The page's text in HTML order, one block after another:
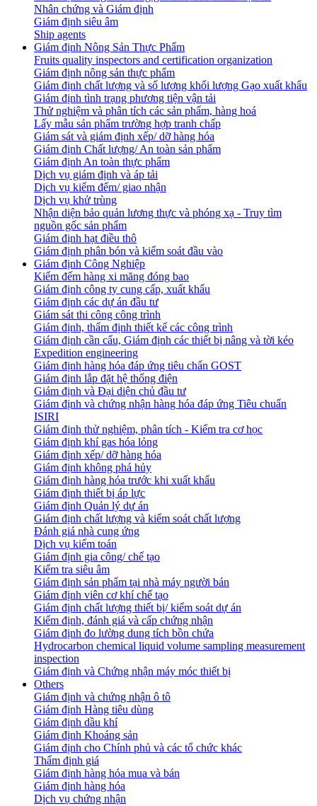
Nhân chứng và Giám định
Giám định siêu âm
Ship agents
Giám định Nông Sản Thực Phẩm
Fruits quality inspectors and certification organization
Giám định nông sản thực phẩm
Giám định chất lượng và số lượng khối lượng Gạo xuất khẩu
Giám định tình trạng phương tiện vận tải
Thử nghiệm và phân tích các sản phẩm, hàng hoá
Lấy mẫu sản phẩm trường hợp tranh chấp
Giám sát và giám định xếp/ dỡ hàng hóa
Giám định Chất lượng/ An toàn sản phẩm
Giám định An toàn thực phẩm
Dịch vụ giám định và áp tải
Dịch vụ kiểm đếm/ giao nhận
Dịch vụ khử trùng
Nhận diện bảo quản lương thực và phóng xạ - Truy tìm
nguồn gốc sản phẩm
Giám định hạt điều thô
Giám định phân bón và kiểm soát đầu vào
Giám định Công Nghiệp
Kiểm đếm hàng xi măng đóng bao
Giám định công ty cung cấp, xuất khẩu
Giám định các dự án đầu tư
Giám sát thi công công trình
Giám định, thẩm định thiết kế các công trình
Giám định cần cẩu, Giám định các thiết bị nâng và tời kéo
Expedition engineering
Giám định hàng hóa đáp ứng tiêu chẩn GOST
Giám định lắp đặt hệ thống điện
Giám định và Đại diện chủ đầu tư
Giám định và chứng nhận hàng hóa đáp ứng Tiêu chuẩn
ISIRI
Giám định thử nghiệm, phân tích - Kiểm tra cơ học
Giám định khí gas hóa lỏng
Giám định xếp/ dỡ hàng hóa
Giám định không phá hủy
Giám định hàng hóa trước khi xuất khẩu
Giám định thiết bị áp lực
Giám định Quản lý dự án
Giám định chất lượng và kiểm soát chất lượng
Đánh giá nhà cung ứng
Dịch vụ kiểm toán
Giám định gia công/ chế tạo
Kiểm tra siêu âm
Giám định sản phẩm tại nhà máy người bán
Giám định viên cơ khí chế tạo
Giám định chất lượng thiết bị/ kiểm soát dự án
Kiểm định, đánh giá và cấp chứng nhận
Giám định đo lường dung tích bồn chứa
Hydrocarbon chemical liquid volume sampling measurement
inspection
Giám định và Chứng nhận máy móc thiết bị
Others
Giám định và chứng nhận ô tô
Giám định Hàng tiêu dùng
Giám định dầu khí
Giám định Khoáng sản
Giám định cho Chính phủ và các tổ chức khác
Thẩm định giá
Giám định hàng hóa mua và bán
Giám định hàng hóa
Dịch vụ chứng nhận